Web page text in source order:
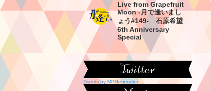
Live from Grapefruit
Moon -月で逢いまし
ょう#149- 石原希望
6th Anniversary
Special
Tweets by MPGeneration